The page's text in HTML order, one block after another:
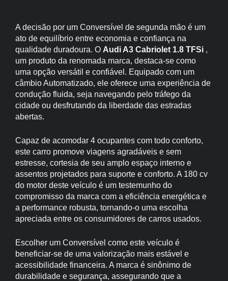
A decisão por um Conversível de segunda mão é um
ato de equilíbrio entre economia e confiança na
qualidade duradoura. O Audi A3 Cabriolet 1.8 TFSi ,
um produto da renomada marca, destaca-se como
uma opção versátil e confiável. Equipado com um
câmbio Automatizado, ele oferece uma experiência de
condução fluida, seja navegando pelo tráfego da
cidade ou desfrutando da liberdade das estradas
abertas.
Capaz de acomodar 4 ocupantes com todo conforto,
este carro promove viagens agradáveis e sem
estresse, cortesia de seu amplo espaço interno e
assentos projetados para suporte e conforto. A 180 cv
do motor deste veículo é um testemunho do
compromisso da marca com a eficiência energética e
a performance robusta, tornando-o uma escolha
apreciada entre os consumidores de carros usados.
Escolher um Conversível como este veículo é
beneficiar-se de uma valorização mais estável e
acessibilidade financeira. A marca é sinônimo de
durabilidade e segurança, assegurando que a